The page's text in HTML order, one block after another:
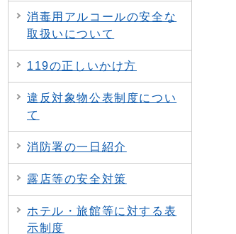
消毒用アルコールの安全な
取扱いについて
119の正しいかけ方
違反対象物公表制度につい
て
消防署の一日紹介
露店等の安全対策
ホテル・旅館等に対する表
示制度